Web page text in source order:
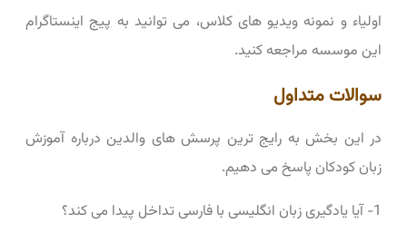
اولیاء و نمونه ویدیو های کلاس، می ‌توانید به پیج اینستاگرام
این موسسه مراجعه کنید.
سوالات متداول
در این بخش به رایج ‌ترین پرسش ‌های والدین درباره آموزش
زبان کودکان پاسخ می ‌دهیم.
1- آیا یادگیری زبان انگلیسی با فارسی تداخل پیدا می‌ کند؟